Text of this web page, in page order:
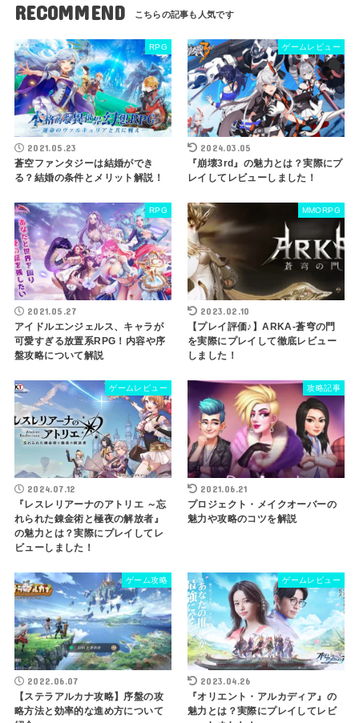
RECOMMEND
RPG
2021.05.23
蒼空ファンタジーは結婚ができ
る？結婚の条件とメリット解説！
ゲームレビュー
2024.03.05
『崩壊3rd』の魅力とは？実際にプ
レイしてレビューしました！
RPG
2021.05.27
アイドルエンジェルス、キャラが
可愛すぎる放置系RPG！内容や序
盤攻略について解説
MMORPG
2023.02.10
【プレイ評価♪】ARKA-蒼穹の門
を実際にプレイして徹底レビュー
しました！
ゲームレビュー
2024.07.12
『レスレリアーナのアトリエ ～忘
れられた錬金術と極夜の解放者』
の魅力とは？実際にプレイしてレ
ビューしました！
攻略記事
2021.06.21
プロジェクト・メイクオーバーの
魅力や攻略のコツを解説
ゲーム攻略
2022.06.07
【ステラアルカナ攻略】序盤の攻
略方法と効率的な進め方について
ゲームレビュー
2023.04.26
『オリエント・アルカディア』の
魅力とは？実際にプレイしてレビ